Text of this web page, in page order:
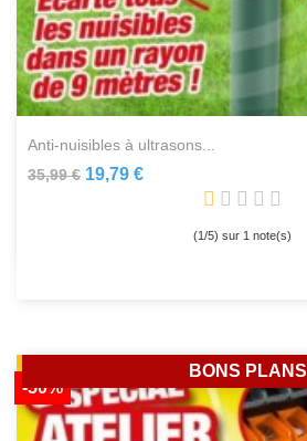
anti-nuisibles à ultrasons...
35,99 € 19,79 €
(1/5) sur 1note(s)
-50%
BONS PLANS